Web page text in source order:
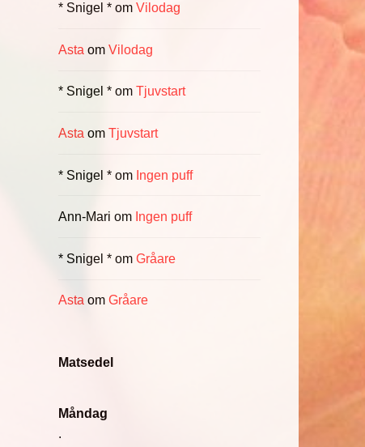
* Snigel *om Vilodag
Asta om Vilodag
* Snigel *om Tjuvstart
Asta om Tjuvstart
* Snigel *om Ingen puff
Ann-Mari om Ingen puff
* Snigel *om Gråare
Astaom Gråare
Matsedel
Måndag
.